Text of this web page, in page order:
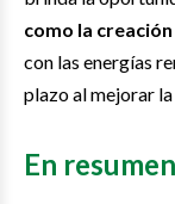
como la
con las energías
plazo al mejorar
En resumen